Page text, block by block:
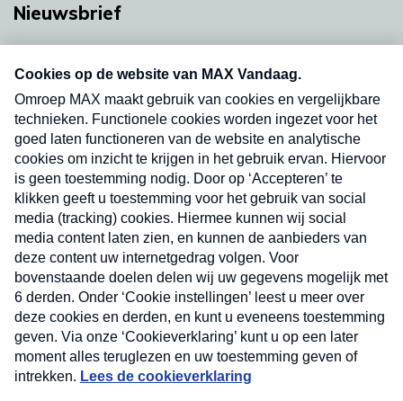
Nieuwsbrief
Neem hier een gratis abonnement op onze
nieuwsbrief. Elke vrijdag- en dinsdagochtend in
uw mailbox.
Verzend
Nieuwsbrief
Neem hier een gratis abonnement op onze
nieuwsbrief. Elke vrijdag- en dinsdagochtend in uw